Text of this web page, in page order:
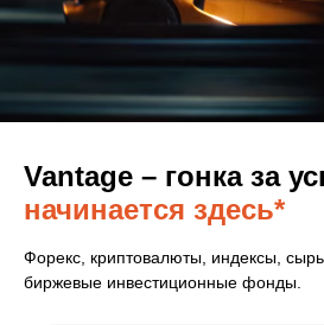
Vantage – гонка за
начинается здесь*
Форекс, криптовалюты, индексы,
биржевые инвестиционные фонды.